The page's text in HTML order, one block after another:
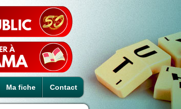
Ma fiche Contact